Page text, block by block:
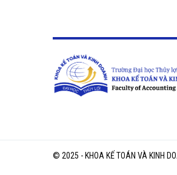
© 2025 - KHOA KẾ TOÁN VÀ KINH